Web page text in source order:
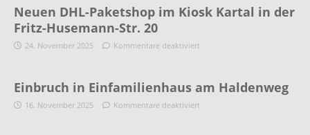
Neuen DHL-Paketshop im Kiosk Kartal in der
Fritz-Husemann-Str. 20
24. November 2025 Kommentare deaktiviert
Einbruch in Einfamilienhaus am Haldenweg
16. November 2025 Kommentare deaktiviert